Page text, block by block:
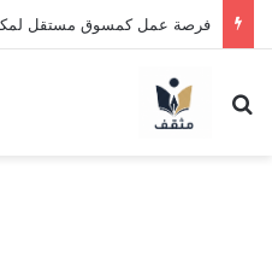
بحث عن